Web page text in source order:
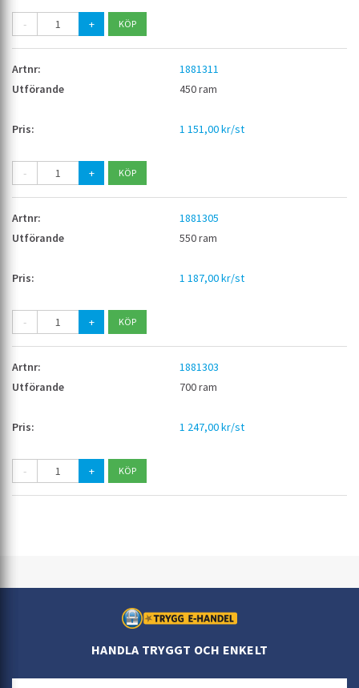
- +
1881311
450 ram
1 151,00 kr/st
- +
1881305
550 ram
1 187,00 kr/st
- +
1881303
700 ram
1 247,00 kr/st
- +
HANDLA TRYGGT OCH ENKELT